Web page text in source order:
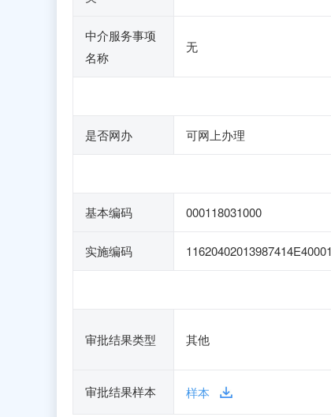
中介服务事项
名称
无
是否网办 可网上办理
基本编码 000118031000
实施编码
审批结果类型 其他
审批结果样本 样本